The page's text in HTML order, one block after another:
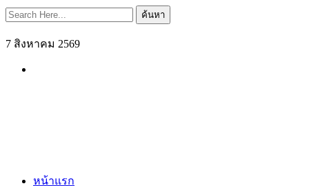
ค้นหา
7 สิงหาคม 2569
หน้าแรก